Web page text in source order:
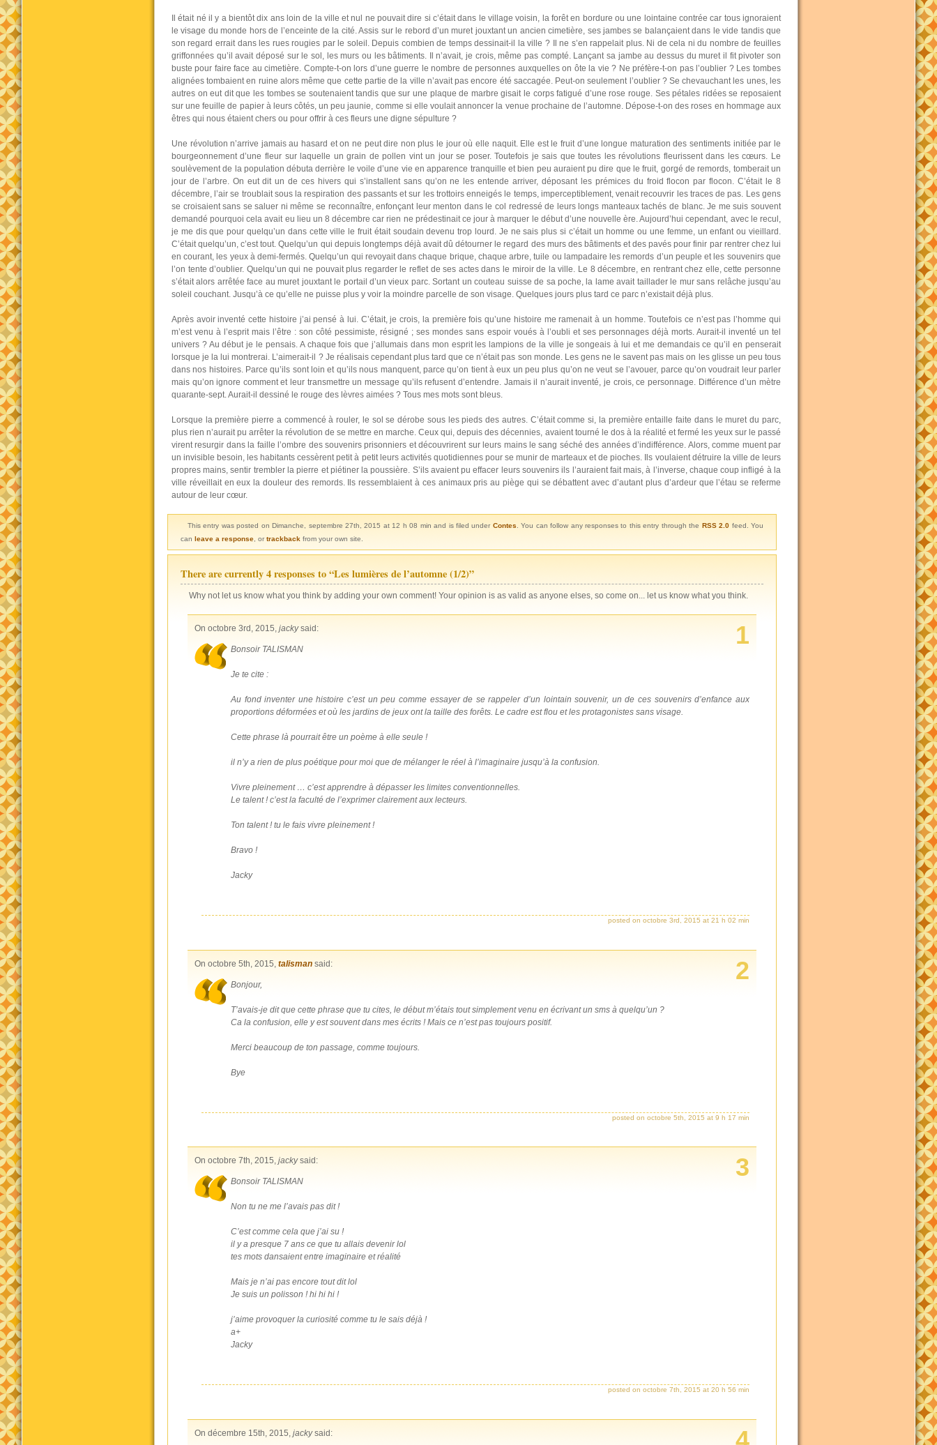
Il était né il y a bientôt dix ans loin de la ville et nul ne pouvait dire si c’était dans le village voisin, la forêt en bordure ou une lointaine contrée car tous ignoraient
le visage du monde hors de l’enceinte de la cité. Assis sur le rebord d’un muret jouxtant un ancien cimetière, ses jambes se balançaient dans le vide tandis que
son regard errait dans les rues rougies par le soleil. Depuis combien de temps dessinait-il la ville ? Il ne s’en rappelait plus. Ni de cela ni du nombre de feuilles
griffonnées qu’il avait déposé sur le sol, les murs ou les bâtiments. Il n’avait, je crois, même pas compté. Lançant sa jambe au dessus du muret il fit pivoter son
buste pour faire face au cimetière. Compte-t-on lors d’une guerre le nombre de personnes auxquelles on ôte la vie ? Ne préfère-t-on pas l’oublier ? Les tombes
alignées tombaient en ruine alors même que cette partie de la ville n’avait pas encore été saccagée. Peut-on seulement l’oublier ? Se chevauchant les unes, les
autres on eut dit que les tombes se soutenaient tandis que sur une plaque de marbre gisait le corps fatigué d’une rose rouge. Ses pétales ridées se reposaient
sur une feuille de papier à leurs côtés, un peu jaunie, comme si elle voulait annoncer la venue prochaine de l’automne. Dépose-t-on des roses en hommage aux
êtres qui nous étaient chers ou pour offrir à ces fleurs une digne sépulture ?
Une révolution n’arrive jamais au hasard et on ne peut dire non plus le jour où elle naquit. Elle est le fruit d’une longue maturation des sentiments initiée par le
bourgeonnement d’une fleur sur laquelle un grain de pollen vint un jour se poser. Toutefois je sais que toutes les révolutions fleurissent dans les cœurs. Le
soulèvement de la population débuta derrière le voile d’une vie en apparence tranquille et bien peu auraient pu dire que le fruit, gorgé de remords, tomberait un
jour de l’arbre. On eut dit un de ces hivers qui s’installent sans qu’on ne les entende arriver, déposant les prémices du froid flocon par flocon. C’était le 8
décembre, l’air se troublait sous la respiration des passants et sur les trottoirs enneigés le temps, imperceptiblement, venait recouvrir les traces de pas. Les gens
se croisaient sans se saluer ni même se reconnaître, enfonçant leur menton dans le col redressé de leurs longs manteaux tachés de blanc. Je me suis souvent
demandé pourquoi cela avait eu lieu un 8 décembre car rien ne prédestinait ce jour à marquer le début d’une nouvelle ère. Aujourd’hui cependant, avec le recul,
je me dis que pour quelqu’un dans cette ville le fruit était soudain devenu trop lourd. Je ne sais plus si c’était un homme ou une femme, un enfant ou vieillard.
C’était quelqu’un, c’est tout. Quelqu’un qui depuis longtemps déjà avait dû détourner le regard des murs des bâtiments et des pavés pour finir par rentrer chez lui
en courant, les yeux à demi-fermés. Quelqu’un qui revoyait dans chaque brique, chaque arbre, tuile ou lampadaire les remords d’un peuple et les souvenirs que
l’on tente d’oublier. Quelqu’un qui ne pouvait plus regarder le reflet de ses actes dans le miroir de la ville. Le 8 décembre, en rentrant chez elle, cette personne
s’était alors arrêtée face au muret jouxtant le portail d’un vieux parc. Sortant un couteau suisse de sa poche, la lame avait taillader le mur sans relâche jusqu’au
soleil couchant. Jusqu’à ce qu’elle ne puisse plus y voir la moindre parcelle de son visage. Quelques jours plus tard ce parc n’existait déjà plus.
Après avoir inventé cette histoire j’ai pensé à lui. C’était, je crois, la première fois qu’une histoire me ramenait à un homme. Toutefois ce n’est pas l’homme qui
m’est venu à l’esprit mais l’être : son côté pessimiste, résigné ; ses mondes sans espoir voués à l’oubli et ses personnages déjà morts. Aurait-il inventé un tel
univers ? Au début je le pensais. A chaque fois que j’allumais dans mon esprit les lampions de la ville je songeais à lui et me demandais ce qu’il en penserait
lorsque je la lui montrerai. L’aimerait-il ? Je réalisais cependant plus tard que ce n’était pas son monde. Les gens ne le savent pas mais on les glisse un peu tous
dans nos histoires. Parce qu’ils sont loin et qu’ils nous manquent, parce qu’on tient à eux un peu plus qu’on ne veut se l’avouer, parce qu’on voudrait leur parler
mais qu’on ignore comment et leur transmettre un message qu’ils refusent d’entendre. Jamais il n’aurait inventé, je crois, ce personnage. Différence d’un mètre
quarante-sept. Aurait-il dessiné le rouge des lèvres aimées ? Tous mes mots sont bleus.
Lorsque la première pierre a commencé à rouler, le sol se dérobe sous les pieds des autres. C’était comme si, la première entaille faite dans le muret du parc,
plus rien n’aurait pu arrêter la révolution de se mettre en marche. Ceux qui, depuis des décennies, avaient tourné le dos à la réalité et fermé les yeux sur le passé
virent resurgir dans la faille l’ombre des souvenirs prisonniers et découvrirent sur leurs mains le sang séché des années d’indifférence. Alors, comme muent par
un invisible besoin, les habitants cessèrent petit à petit leurs activités quotidiennes pour se munir de marteaux et de pioches. Ils voulaient détruire la ville de leurs
propres mains, sentir trembler la pierre et piétiner la poussière. S’ils avaient pu effacer leurs souvenirs ils l’auraient fait mais, à l’inverse, chaque coup infligé à la
ville réveillait en eux la douleur des remords. Ils ressemblaient à ces animaux pris au piège qui se débattent avec d’autant plus d’ardeur que l’étau se referme
autour de leur cœur.
This entry was posted on Dimanche, septembre 27th, 2015 at 12 h 08 min and is filed under Contes . You can follow any responses to this entry through the RSS 2.0 feed. You
can leave a response, or trackbackfrom your own site.
There are currently 4 responses to “Les lumières de l’automne (1/2)”
Why not let us know what you think by adding your own comment! Your opinion is as valid as anyone elses, so come on... let us know what you think.
1
On octobre 3rd, 2015, jackysaid:
Bonsoir TALISMAN
Je te cite :
Au fond inventer une histoire c’est un peu comme essayer de se rappeler d’un lointain souvenir, un de ces souvenirs d’enfance aux
proportions déformées et où les jardins de jeux ont la taille des forêts. Le cadre est flou et les protagonistes sans visage.
Cette phrase là pourrait être un poème à elle seule !
il n’y a rien de plus poétique pour moi que de mélanger le réel à l’imaginaire jusqu’à la confusion.
Vivre pleinement … c’est apprendre à dépasser les limites conventionnelles.
Le talent ! c’est la faculté de l’exprimer clairement aux lecteurs.
Ton talent ! tu le fais vivre pleinement !
Bravo !
Jacky
posted on octobre 3rd, 2015 at 21 h 02 min
2
On octobre 5th, 2015, talismansaid:
Bonjour,
T’avais-je dit que cette phrase que tu cites, le début m’étais tout simplement venu en écrivant un sms à quelqu’un ?
Ca la confusion, elle y est souvent dans mes écrits ! Mais ce n’est pas toujours positif.
Merci beaucoup de ton passage, comme toujours.
Bye
posted on octobre 5th, 2015 at 9 h 17 min
3
On octobre 7th, 2015, jackysaid:
Bonsoir TALISMAN
Non tu ne me l’avais pas dit !
C’est comme cela que j’ai su !
il y a presque 7 ans ce que tu allais devenir lol
tes mots dansaient entre imaginaire et réalité
Mais je n’ai pas encore tout dit lol
Je suis un polisson ! hi hi hi !
j’aime provoquer la curiosité comme tu le sais déjà !
a+
Jacky
posted on octobre 7th, 2015 at 20 h 56 min
On décembre 15th, 2015, jackysaid: